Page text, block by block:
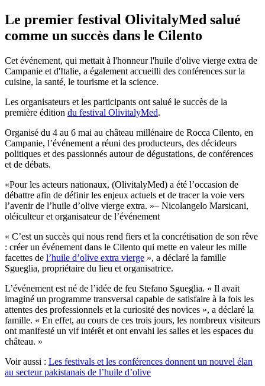
Le premier festival OlivitalyMed salué
comme un succès dans le Cilento
Cet événement, qui mettait à l'honneur l'huile d'olive vierge extra de
Campanie et d'Italie, a également accueilli des conférences sur la
cuisine, la santé, le tourisme et la science.
Les organisateurs et les participants ont salué le succès de la
première édition du festival OlivitalyMed.
Organisé du 4 au 6 mai au château millénaire de Rocca Cilento, en
Campanie, l’événement a réuni des producteurs, des décideurs
politiques et des passionnés autour de dégustations, de conférences
et de débats.
Pour les acteurs nationaux, (OlivitalyMed) a été l’occasion de
débattre afin de définir les enjeux actuels et de tracer la voie vers
l’avenir de l’huile d’olive vierge extra.
– Nicolangelo Marsicani,
oléiculteur et organisateur de l’événement
« C’est un succès qui nous rend fiers et la concrétisation de son rêve
: créer un événement dans le Cilento qui mette en valeur les mille
facettes de l’huile d’olive extra vierge », a déclaré la famille
Sgueglia, propriétaire du lieu et organisatrice.
L’événement est né de l’idée de feu Stefano Sgueglia. « Il avait
imaginé un programme transversal capable de satisfaire à la fois les
attentes des professionnels et la curiosité des novices », a déclaré la
famille. « En effet, au cours de ces trois jours, les nombreux visiteurs
ont manifesté un vif intérêt et ont envahi les salles et les espaces du
château. »
Voir aussi : Les festivals et les conférences donnent un nouvel élan
au secteur pakistanais de l’huile d’olive